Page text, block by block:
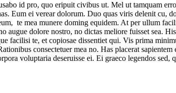
id pro, quo eripuit civibus ut. Mel ut tamquam
Eum ei verear dolorum. Duo quas viris delenit cu,
te mea munere doming equidem. At per ullum
augue dolore nostro, no dictas meliore fuisset sea.
facilisi te, et copiosae dissentiet qui. Vis prima
consectetuer mea no. Has placerat
voluptaria deseruisse ei. Ei graeco legendos